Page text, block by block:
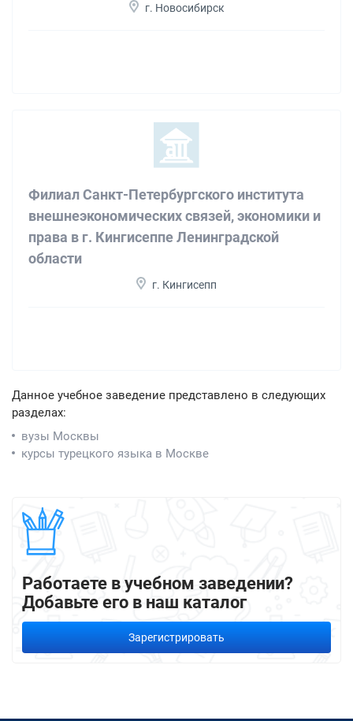
г. Новосибирск
Филиал Санкт-Петербургского института
внешнеэкономических связей, экономики и
права в г. Кингисеппе Ленинградской
области
г. Кингисепп
Данное учебное заведение представлено в следующих
разделах:
вузы Москвы
курсы турецкого языка в Москве
Работаете в учебном заведении?
Добавьте его в наш каталог
Зарегистрировать